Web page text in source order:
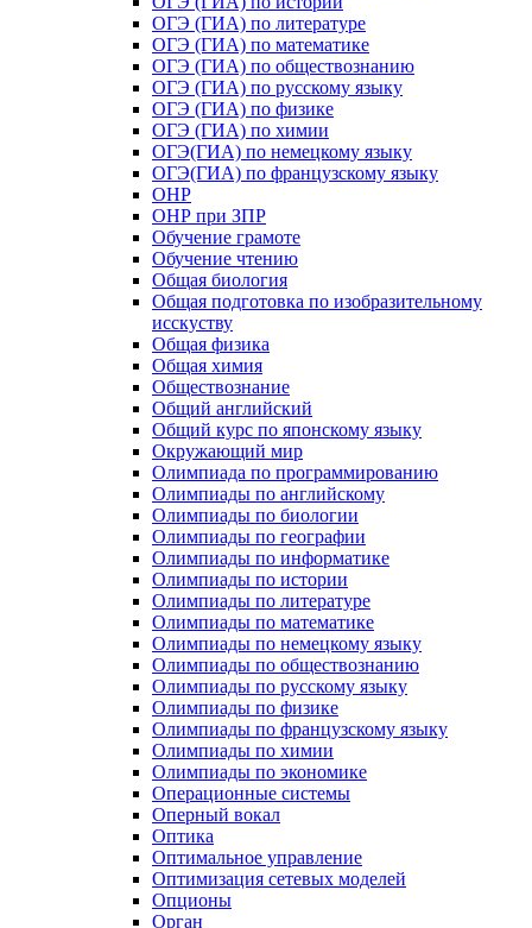
ОГЭ (ГИА) по литературе
ОГЭ (ГИА) по математике
ОГЭ (ГИА) по обществознанию
ОГЭ (ГИА) по русскому языку
ОГЭ (ГИА) по физике
ОГЭ (ГИА) по химии
ОГЭ(ГИА) по немецкому языку
ОГЭ(ГИА) по французскому языку
ОНР
ОНР при ЗПР
Обучение грамоте
Обучение чтению
Общая биология
Общая подготовка по изобразительному
исскуству
Общая физика
Общая химия
Обществознание
Общий английский
Общий курс по японскому языку
Окружающий мир
Олимпиада по программированию
Олимпиады по английскому
Олимпиады по биологии
Олимпиады по географии
Олимпиады по информатике
Олимпиады по истории
Олимпиады по литературе
Олимпиады по математике
Олимпиады по немецкому языку
Олимпиады по обществознанию
Олимпиады по русскому языку
Олимпиады по физике
Олимпиады по французскому языку
Олимпиады по химии
Олимпиады по экономике
Операционные системы
Оперный вокал
Оптика
Оптимальное управление
Оптимизация сетевых моделей
Опционы
Орган